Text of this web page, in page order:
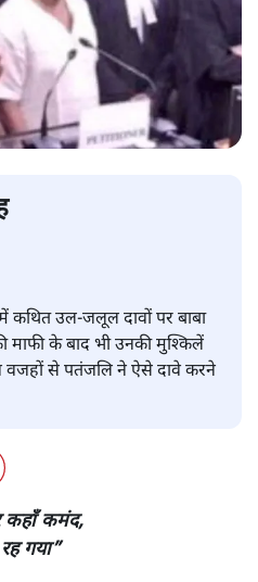
कथित उल-जलूल दावों पर बाबा
माफी के बाद भी उनकी मुश्किलें
वजहों से पतंजलि ने ऐसे दावे करने
कहाँ कमंद,
गया”